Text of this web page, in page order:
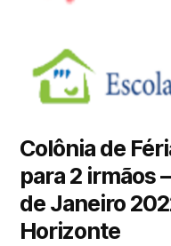
Colônia de
para 2 irmãos
de Janeiro
Horizonte